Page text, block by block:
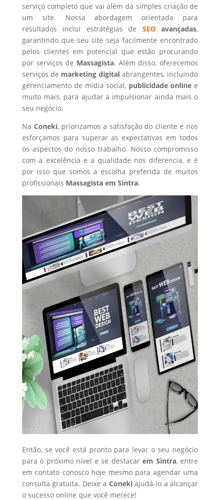
serviço completo que vai além da simples criação de
um site. Nossa abordagem orientada para
resultados inclui estratégias de SEOavançadas,
garantindo que seu site seja facilmente encontrado
pelos clientes em potencial que estão procurando
por serviços de Massagista. Além disso, oferecemos
serviços de marketing digital abrangentes, incluindo
gerenciamento de mídia social, publicidade online e
muito mais, para ajudar a impulsionar ainda mais o
seu negócio.
Na Coneki, priorizamos a satisfação do cliente e nos
esforçamos para superar as expectativas em todos
os aspectos do nosso trabalho. Nosso compromisso
com a excelência e a qualidade nos diferencia, e é
por isso que somos a escolha preferida de muitos
profissionais Massagistaem Sintra.
Então, se você está pronto para levar o seu negócio
para o próximo nível e se destacarem Sintra, entre
em contato conosco hoje mesmo para agendar uma
consulta gratuita. Deixe a Conekiajudá-lo a alcançar
o sucesso online que você merece!